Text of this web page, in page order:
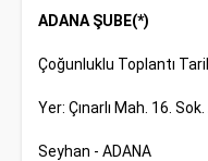
ADANA ŞUBE(*)
Çoğunluklu Toplantı
Yer: Çınarlı Mah. 16.
Seyhan - ADANA